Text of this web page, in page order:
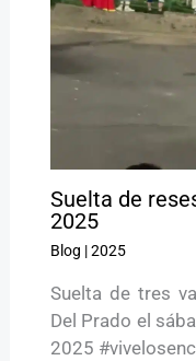
Suelta de
2025
Blog |2025
Suelta de tres
Del Prado el
2025